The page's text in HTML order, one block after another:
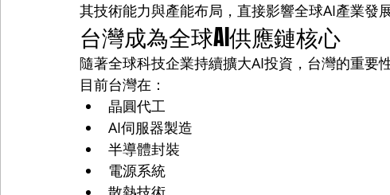
其技術能力與產能布局，直接影響全球AI產業發展
台灣成為全球AI供應鏈核心
隨著全球科技企業持續擴大AI投資，台灣的重要
目前台灣在：
晶圓代工
AI伺服器製造
半導體封裝
電源系統